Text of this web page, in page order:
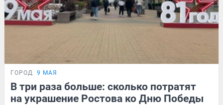
ГОРОД 9 МАЯ
В три раза больше: сколько потратят
на украшение Ростова ко Дню Победы